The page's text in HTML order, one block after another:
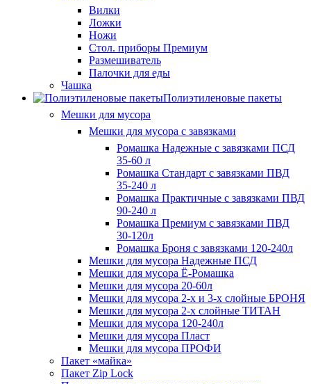
Вилки
Ложки
Ножи
Стол. приборы Премиум
Размешиватель
Палочки для еды
Чашка
Полиэтиленовые пакеты
Мешки для мусора
Мешки для мусора с завязками
Ромашка Надежные с завязками ПСД
35-60 л
Ромашка Стандарт с завязками ПВД
35-240 л
Ромашка Практичные с завязками ПВД
90-240 л
Ромашка Премиум с завязками ПВД
30-120л
Ромашка Броня с завязками 120-240л
Мешки для мусора Надежные ПСД
Мешки для мусора Ё-Ромашка
Мешки для мусора 20-60л
Мешки для мусора 2-х и 3-х слойные БРОНЯ
Мешки для мусора 2-х слойные ТИТАН
Мешки для мусора 120-240л
Мешки для мусора Пласт
Мешки для мусора ПРОФИ
Пакет «майка»
Пакет Zip Lock